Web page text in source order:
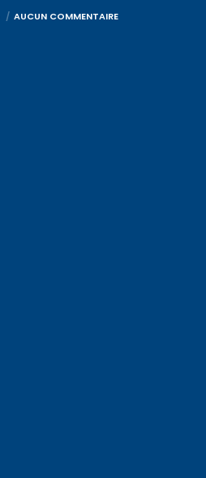
AUCUN COMMENTAIRE